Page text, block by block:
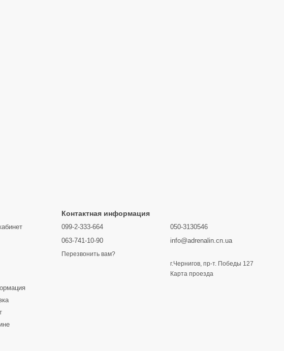
Контактная информация
099-2-333-664
063-741-10-90
Перезвонить вам?
050-3130546
info@adrenalin.cn.ua
г.Чернигов, пр-т. Победы 127
Карта проезда